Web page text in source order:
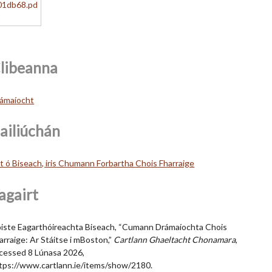
ó Biseach, iris Chumann Forbartha Chois Fharraige
Eagarthóireachta Biseach, “Cumann Drámaíochta Chois
Ar Stáitse i mBoston,” Cartlann Ghaeltacht Chonamara,
8 Lúnasa 2026,
www.cartlann.ie/items/show/2180.